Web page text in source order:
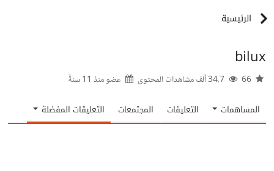
الرئيسية
bilux
عضو منذ 11 سنةً
المساهمات التعليقات المجتمعات التعليقات المفضلة